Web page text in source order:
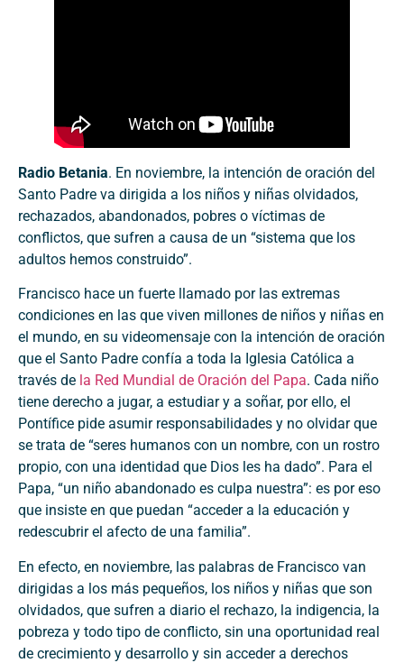
Radio Betania. En noviembre, la intención de oración del
Santo Padre va dirigida a los niños y niñas olvidados,
rechazados, abandonados, pobres o víctimas de
conflictos, que sufren a causa de un “sistema que los
adultos hemos construido”.
Francisco hace un fuerte llamado por las extremas
condiciones en las que viven millones de niños y niñas en
el mundo, en su videomensaje con la intención de oración
que el Santo Padre confía a toda la Iglesia Católica a
través de la Red Mundial de Oración del Papa. Cada niño
tiene derecho a jugar, a estudiar y a soñar, por ello, el
Pontífice pide asumir responsabilidades y no olvidar que
se trata de “seres humanos con un nombre, con un rostro
propio, con una identidad que Dios les ha dado”. Para el
Papa, “un niño abandonado es culpa nuestra”: es por eso
que insiste en que puedan “acceder a la educación y
redescubrir el afecto de una familia”.
En efecto, en noviembre, las palabras de Francisco van
dirigidas a los más pequeños, los niños y niñas que son
olvidados, que sufren a diario el rechazo, la indigencia, la
pobreza y todo tipo de conflicto, sin una oportunidad real
de crecimiento y desarrollo y sin acceder a derechos